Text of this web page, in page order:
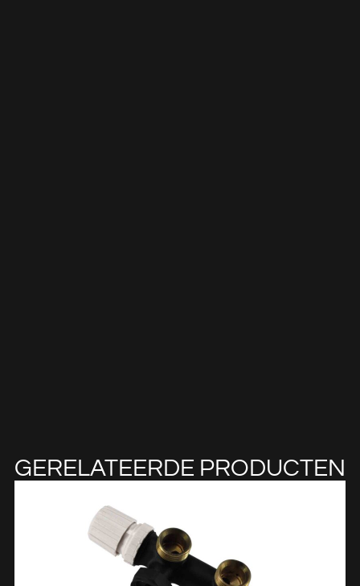
GERELATEERDE PRODUCTEN